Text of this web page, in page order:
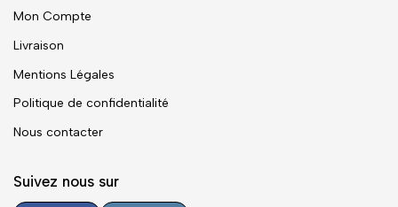
Mon Compte
Livraison
Mentions Légales
Politique de confidentialité
Nous contacter
Suivez nous sur